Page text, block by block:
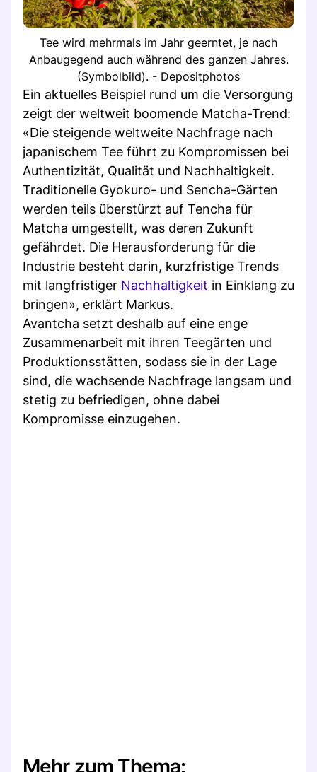
Tee wird mehrmals im Jahr geerntet, je nach
Anbaugegend auch während des ganzen Jahres.
(Symbolbild). - Depositphotos
Ein aktuelles Beispiel rund um die Versorgung
zeigt der weltweit boomende Matcha-Trend:
«Die steigende weltweite Nachfrage nach
japanischem Tee führt zu Kompromissen bei
Authentizität, Qualität und Nachhaltigkeit.
Traditionelle Gyokuro- und Sencha-Gärten
werden teils überstürzt auf Tencha für
Matcha umgestellt, was deren Zukunft
gefährdet. Die Herausforderung für die
Industrie besteht darin, kurzfristige Trends
mit langfristiger Nachhaltigkeit in Einklang zu
bringen», erklärt Markus.
Avantcha setzt deshalb auf eine enge
Zusammenarbeit mit ihren Teegärten und
Produktionsstätten, sodass sie in der Lage
sind, die wachsende Nachfrage langsam und
stetig zu befriedigen, ohne dabei
Kompromisse einzugehen.
Mehr zum Thema: